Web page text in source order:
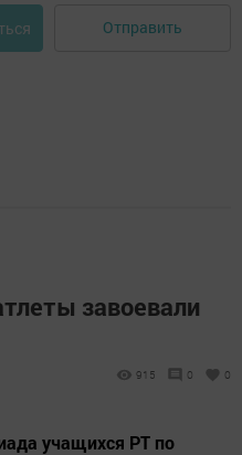
Отправить
завоевали
915 0 0
учащихся РТ по